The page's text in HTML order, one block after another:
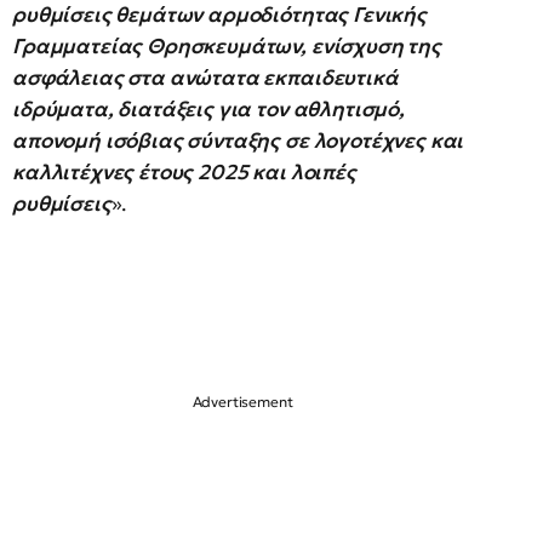
ρυθμίσεις θεμάτων αρμοδιότητας Γενικής
Γραμματείας Θρησκευμάτων, ενίσχυση της
ασφάλειας στα ανώτατα εκπαιδευτικά
ιδρύματα, διατάξεις για τον αθλητισμό,
απονομή ισόβιας σύνταξης σε λογοτέχνες και
καλλιτέχνες έτους 2025 και λοιπές
ρυθμίσεις».